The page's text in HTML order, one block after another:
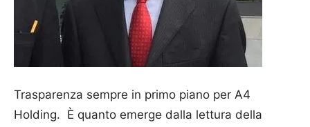
Trasparenza sempre in primo piano per A4
Holding. È quanto emerge dalla lettura della